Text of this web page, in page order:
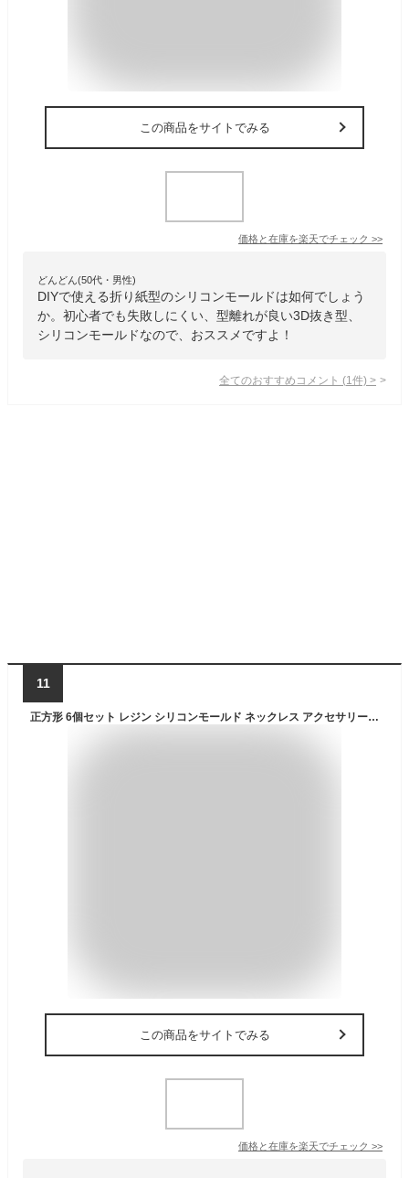
この商品をサイトでみる
価格と在庫を楽天でチェック >>
どんどん(50代・男性)
DIYで使える折り紙型のシリコンモールドは如何でしょう
か。初心者でも失敗しにくい、型離れが良い3D抜き型、
シリコンモールドなので、おススメですよ！
全てのおすすめコメント (1 件) >
11
正方形 6個セット レジン シリコンモールド ネックレス アクセサリー パーツ 作成 UVレジン エポキシ樹脂 樹脂粘土 オルゴナイト 型 抜き型 キット 道具
この商品をサイトでみる
価格と在庫を楽天でチェック >>